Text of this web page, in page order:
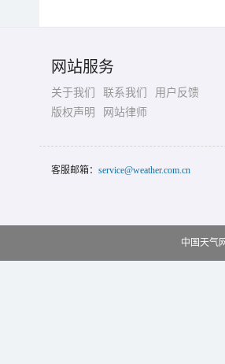
网站服务
关于我们 联系我们
用户反馈
版权声明
网站律师
客服邮箱： service@weather.com.cn
中国天气